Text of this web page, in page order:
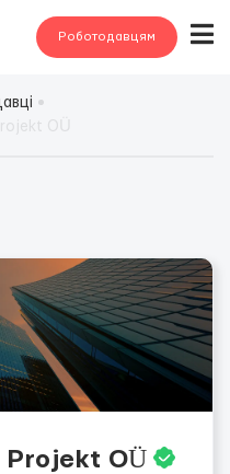
Роботодавцям
Projekt OÜ